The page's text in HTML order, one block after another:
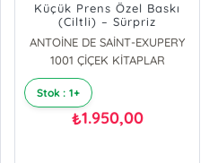
Küçük Prens Özel Baskı
(Ciltli) – Sürpriz
Animasyonlu
ANTOİNE DE SAİNT-EXUPERY
1001 ÇİÇEK KİTAPLAR
Stok : 1+
₺1.950,00